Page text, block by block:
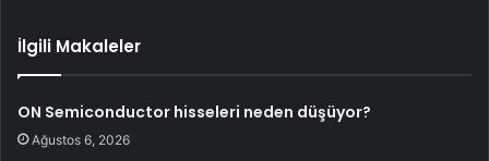
İlgili Makaleler
ON Semiconductor hisseleri neden düşüyor?
Ağustos 6, 2026